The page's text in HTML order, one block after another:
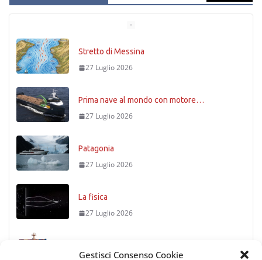
Gestisci Consenso Cookie
Stretto di Messina
27 Luglio 2026
Prima nave al mondo con motore…
27 Luglio 2026
Patagonia
27 Luglio 2026
La fisica
27 Luglio 2026